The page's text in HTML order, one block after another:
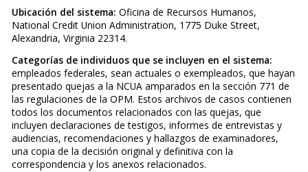
Ubicación del sistema: Oficina de Recursos Humanos,
National Credit Union Administration, 1775 Duke Street,
Alexandria, Virginia 22314.
Categorías de individuos que se incluyen en el sistema:
empleados federales, sean actuales o exempleados, que hayan
presentado quejas a la NCUA amparados en la sección 771 de
las regulaciones de la OPM. Estos archivos de casos contienen
todos los documentos relacionados con las quejas, que
incluyen declaraciones de testigos, informes de entrevistas y
audiencias, recomendaciones y hallazgos de examinadores,
una copia de la decisión original y definitiva con la
correspondencia y los anexos relacionados.